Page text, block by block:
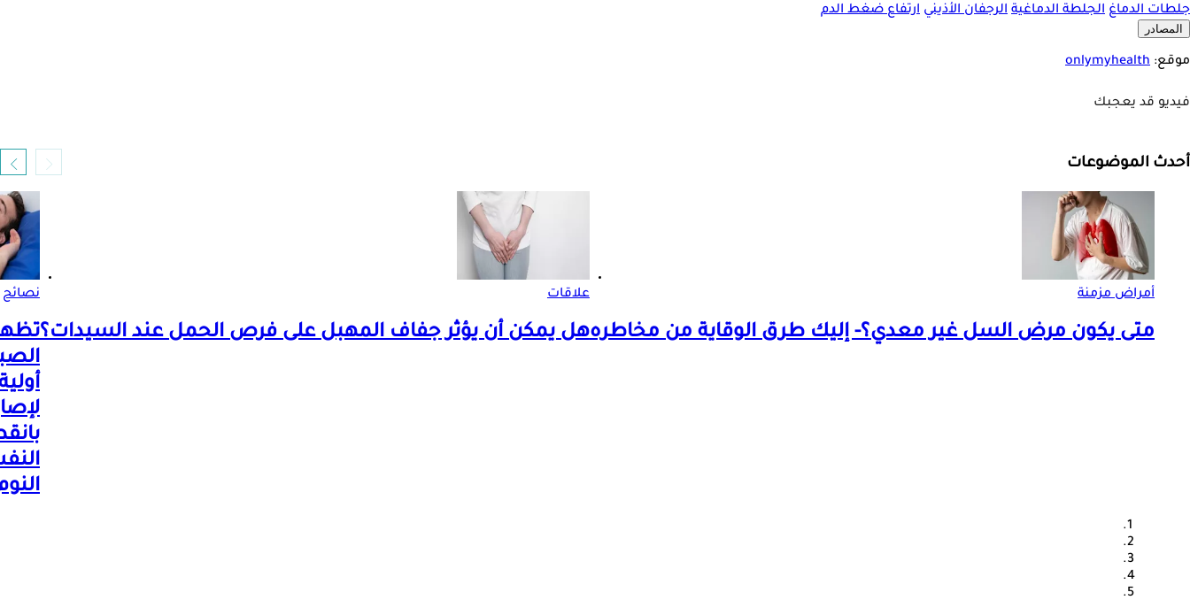
جلطات الدماغ الجلطة الدماغية الرجفان الأذيني ارتفاع ضغط الدم
المصادر
موقع: onlymyhealth
فيديو قد يعجبك
أحدث الموضوعات
أمراض مزمنة
متى يكون مرض السل غير معدي؟- إليك طرق الوقاية من مخاطره
علاقات
هل يمكن أن يؤثر جفاف المهبل على فرص الحمل عند السيدات؟
نصائح